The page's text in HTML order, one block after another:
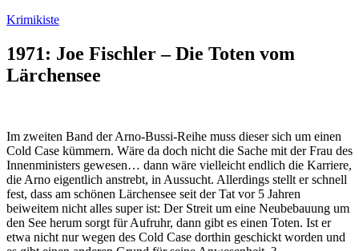
Zum
springen
Krimikiste
1971: Joe Fischler – Die Toten vom
Lärchensee
Im zweiten Band der Arno-Bussi-Reihe muss dieser sich um einen
Cold Case kümmern. Wäre da doch nicht die Sache mit der Frau des
Innenministers gewesen… dann wäre vielleicht endlich die Karriere,
die Arno eigentlich anstrebt, in Aussucht. Allerdings stellt er schnell
fest, dass am schönen Lärchensee seit der Tat vor 5 Jahren
beiweitem nicht alles super ist: Der Streit um eine Neubebauung um
den See herum sorgt für Aufruhr, dann gibt es einen Toten. Ist er
etwa nicht nur wegen des Cold Case dorthin geschickt worden und